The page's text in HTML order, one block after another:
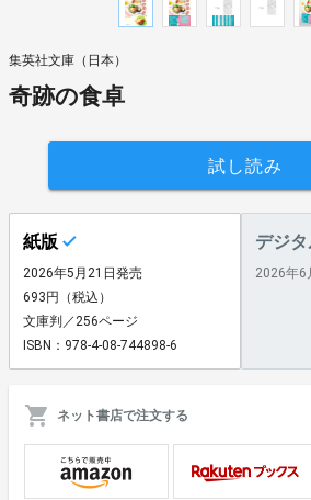
集英社文庫（日本）
奇跡の食卓
試し読み
紙版
2026年5月21日発売
693円（税込）
文庫判／256ページ
ISBN：978-4-08-744898-6
デジ
2026年6
ネット書店で注文する